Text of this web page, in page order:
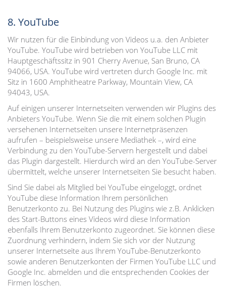
8. YouTube
Wir nutzen für die Einbindung von Videos u.a. den Anbieter
YouTube. YouTube wird betrieben von YouTube LLC mit
Hauptgeschäftssitz in 901 Cherry Avenue, San Bruno, CA
94066, USA. YouTube wird vertreten durch Google Inc. mit
Sitz in 1600 Amphitheatre Parkway, Mountain View, CA
94043, USA.
Auf einigen unserer Internetseiten verwenden wir Plugins des
Anbieters YouTube. Wenn Sie die mit einem solchen Plugin
versehenen Internetseiten unsere Internetpräsenzen
aufrufen – beispielsweise unsere Mediathek –, wird eine
Verbindung zu den YouTube-Servern hergestellt und dabei
das Plugin dargestellt. Hierdurch wird an den YouTube-Server
übermittelt, welche unserer Internetseiten Sie besucht haben.
Sind Sie dabei als Mitglied bei YouTube eingeloggt, ordnet
YouTube diese Information Ihrem persönlichen
Benutzerkonto zu. Bei Nutzung des Plugins wie z.B. Anklicken
des Start-Buttons eines Videos wird diese Information
ebenfalls Ihrem Benutzerkonto zugeordnet. Sie können diese
Zuordnung verhindern, indem Sie sich vor der Nutzung
unserer Internetseite aus Ihrem YouTube-Benutzerkonto
sowie anderen Benutzerkonten der Firmen YouTube LLC und
Google Inc. abmelden und die entsprechenden Cookies der
Firmen löschen.